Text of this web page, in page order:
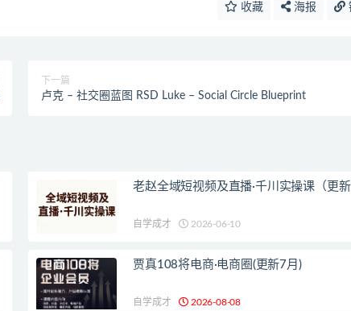
收藏 海报
下一篇
卢克 – 社交圈蓝图 RSD Luke – Social Circle Blueprint
老赵全域短视频及直播·千川实操课（更
自学成才 2026-06-10
贾真108将电商·电商圈(更新7月)
自学成才 2026-08-08